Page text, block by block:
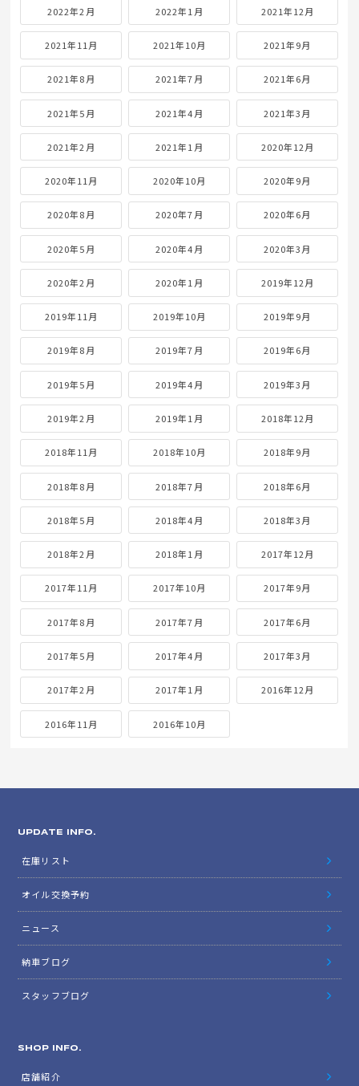
2022年2月 2022年1月 2021年12月
2021年11月 2021年10月 2021年9月
2021年8月 2021年7月 2021年6月
2021年5月 2021年4月 2021年3月
2021年2月 2021年1月 2020年12月
2020年11月 2020年10月 2020年9月
2020年8月 2020年7月 2020年6月
2020年5月 2020年4月 2020年3月
2020年2月 2020年1月 2019年12月
2019年11月 2019年10月 2019年9月
2019年8月 2019年7月 2019年6月
2019年5月 2019年4月 2019年3月
2019年2月 2019年1月 2018年12月
2018年11月 2018年10月 2018年9月
2018年8月 2018年7月 2018年6月
2018年5月 2018年4月 2018年3月
2018年2月 2018年1月 2017年12月
2017年11月 2017年10月 2017年9月
2017年8月 2017年7月 2017年6月
2017年5月 2017年4月 2017年3月
2017年2月 2017年1月 2016年12月
2016年11月 2016年10月
UPDATE INFO.
在庫リスト
オイル交換予約
ニュース
納車ブログ
スタッフブログ
SHOP INFO.
店舗紹介